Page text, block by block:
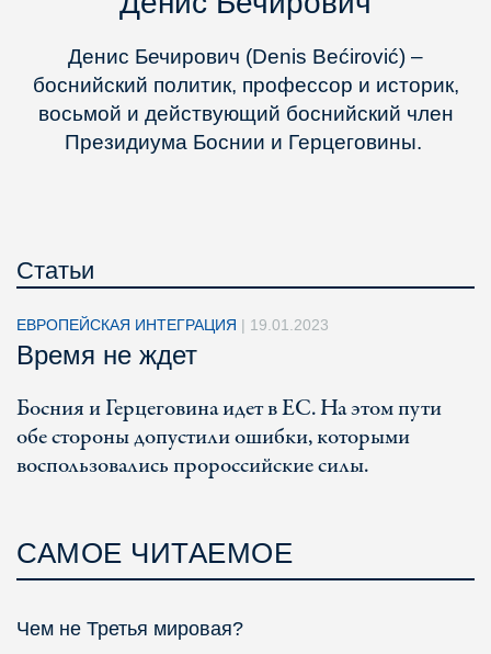
Денис Бечирович (Denis Bećirović) –
боснийский политик, профессор и историк,
восьмой и действующий боснийский член
Президиума Боснии и Герцеговины.
Статьи
ЕВРОПЕЙСКАЯ ИНТЕГРАЦИЯ | 19.01.2023
Время не ждет
Босния и Герцеговина идет в ЕС. На этом пути
обе стороны допустили ошибки, которыми
воспользовались пророссийские силы.
САМОЕ ЧИТАЕМОЕ
Чем не Третья мировая?